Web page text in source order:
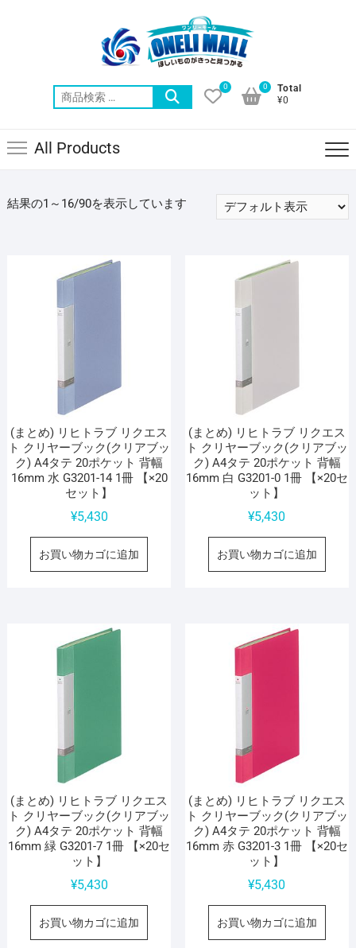
索
0
Total
¥0
0
All Products
結果の1～16/90を表示しています
(まとめ) リヒトラブ リクエス
ト クリヤーブック(クリアブッ
ク) A4タテ 20ポケット 背幅
16mm 水 G3201-14 1冊 【×20
セット】
¥5,430
お買い物カゴに追加
(まとめ) リヒトラブ リクエス
ト クリヤーブック(クリアブッ
ク) A4タテ 20ポケット 背幅
16mm 白 G3201-0 1冊 【×20セ
ット】
¥5,430
お買い物カゴに追加
(まとめ) リヒトラブ リクエス
ト クリヤーブック(クリアブッ
ク) A4タテ 20ポケット 背幅
16mm 緑 G3201-7 1冊 【×20セ
ット】
¥5,430
お買い物カゴに追加
(まとめ) リヒトラブ リクエス
ト クリヤーブック(クリアブッ
ク) A4タテ 20ポケット 背幅
16mm 赤 G3201-3 1冊 【×20セ
ット】
¥5,430
お買い物カゴに追加